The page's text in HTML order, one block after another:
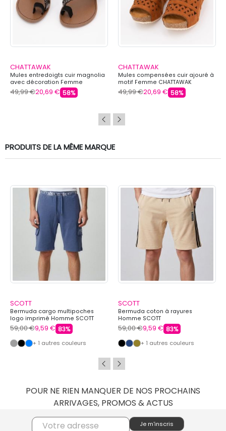
CHATTAWAK
Mules entredoigts cuir magnolia
avec décoration Femme
CHATTAWAK
49,99 €20,69 € 58%
CHATTAWAK
Mules compensées cuir ajouré à
motif Femme CHATTAWAK
49,99 €20,69 € 58%
PRODUITS DE LA MÊME MARQUE
SCOTT
Bermuda cargo multipoches
logo imprimé Homme SCOTT
59,00 €9,59 € 83%
+ 1 autres couleurs
SCOTT
Bermuda coton à rayures
Homme SCOTT
59,00 €9,59 € 83%
+ 1 autres couleurs
POUR NE RIEN MANQUER DE NOS PROCHAINS
ARRIVAGES, PROMOS & ACTUS